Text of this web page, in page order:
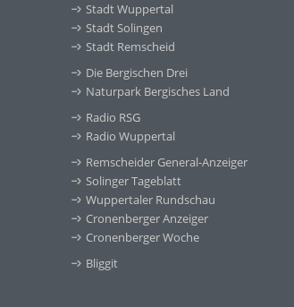
Stadt Wuppertal
Stadt Solingen
Stadt Remscheid
Die Bergischen Drei
Naturpark Bergisches Land
Radio RSG
Radio Wuppertal
Remscheider General-Anzeiger
Solinger Tageblatt
Wuppertaler Rundschau
Cronenberger Anzeiger
Cronenberger Woche
Bliggit